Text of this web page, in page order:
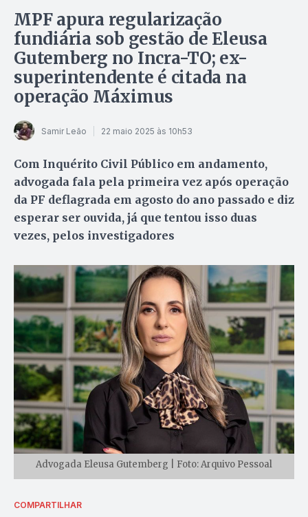
MPF apura regularização
fundiária sob gestão de Eleusa
Gutemberg no Incra-TO; ex-
superintendente é citada na
operação Máximus
Samir Leão 22 maio 2025 às 10h53
Com Inquérito Civil Público em andamento,
advogada fala pela primeira vez após operação
da PF deflagrada em agosto do ano passado e diz
esperar ser ouvida, já que tentou isso duas
vezes, pelos investigadores
Advogada Eleusa Gutemberg | Foto: Arquivo Pessoal
COMPARTILHAR